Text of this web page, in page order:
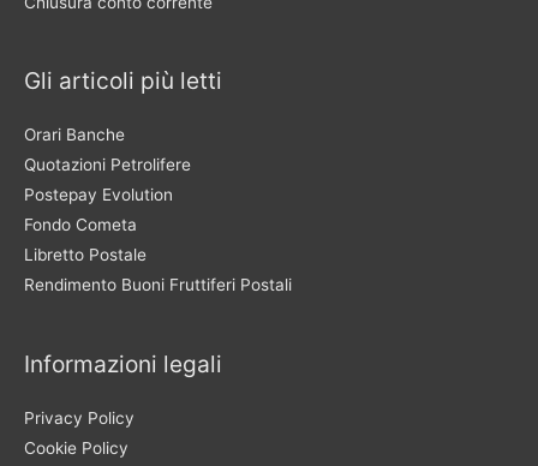
Gli articoli più letti
Orari Banche
Quotazioni Petrolifere
Postepay Evolution
Fondo Cometa
Libretto Postale
Rendimento Buoni Fruttiferi Postali
Informazioni legali
Privacy Policy
Cookie Policy